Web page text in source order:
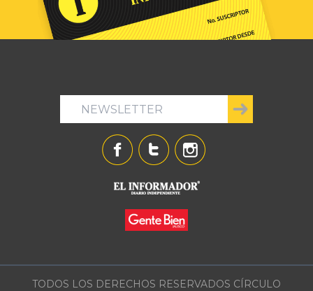
TODOS LOS DERECHOS RESERVADOS CÍRCULO